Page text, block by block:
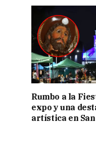
Rumbo a la
expo y una
artística en